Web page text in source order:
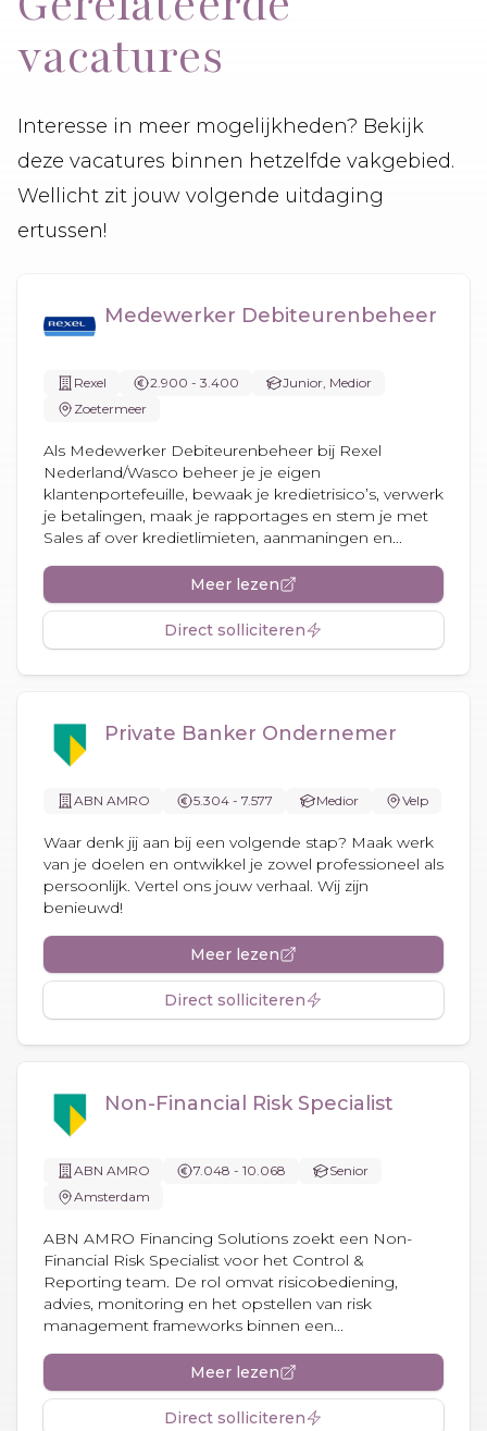
vacatures
Interesse in meer mogelijkheden? Bekijk
deze vacatures binnen hetzelfde vakgebied.
Wellicht zit jouw volgende uitdaging
ertussen!
Medewerker Debiteurenbeheer
Rexel 2.900 - 3.400
Junior, Medior
Zoetermeer
Als Medewerker Debiteurenbeheer bij Rexel
Nederland/Wasco beheer je je eigen
klantenportefeuille, bewaak je kredietrisico’s, verwerk
je betalingen, maak je rapportages en stem je met
Sales af over kredietlimieten, aanmaningen en...
Meer lezen
Direct solliciteren
Private Banker Ondernemer
ABN AMRO 5.304 - 7.577 Medior Velp
Waar denk jij aan bij een volgende stap? Maak werk
van je doelen en ontwikkel je zowel professioneel als
persoonlijk. Vertel ons jouw verhaal. Wij zijn
benieuwd!
Meer lezen
Direct solliciteren
Non-Financial Risk Specialist
ABN AMRO 7.048 - 10.068
Senior
Amsterdam
ABN AMRO Financing Solutions zoekt een Non-
Financial Risk Specialist voor het Control &
Reporting team. De rol omvat risicobediening,
advies, monitoring en het opstellen van risk
management frameworks binnen een...
Meer lezen
Direct solliciteren